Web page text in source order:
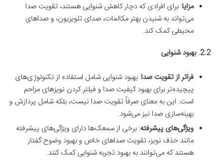
مزایا: برای افرادی که دچار کاهش شنوایی هستند، تقویت صدا
می‌تواند به شنیدن بهتر مکالمات، صدای تلویزیون، و صداهای
محیطی کمک کند.
2.2. بهبود شنوایی
فراتر از تقویت صدا: بهبود شنوایی شامل استفاده از تکنولوژی‌های
پیچیده‌تر برای بهبود کیفیت صدا و فیلتر کردن نویزهای مزاحم
است. این به معنای صرفاً تقویت صدا نیست، بلکه شامل پردازش و
بهینه‌سازی صدا نیز می‌شود.
ویژگی‌های پیشرفته: برخی از سمعک‌ها دارای ویژگی‌های پیشرفته
مانند حذف نویز، تقویت صداهای خاص و بهبود وضوح گفتار
هستند که می‌توانند به بهبود تجربه شنوایی کمک کنند.